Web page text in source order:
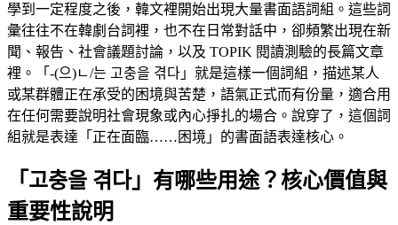
學到一定程度之後，韓文裡開始出現大量書面語詞組。這些詞
彙往往不在韓劇台詞裡，也不在日常對話中，卻頻繁出現在新
聞、報告、社會議題討論，以及 TOPIK 閱讀測驗的長篇文章
裡。「-(으)ㄴ/는 고충을 겪다」就是這樣一個詞組，描述某人
或某群體正在承受的困境與苦楚，語氣正式而有份量，適合用
在任何需要說明社會現象或內心掙扎的場合。說穿了，這個詞
組就是表達「正在面臨……困境」的書面語表達核心。
「고충을 겪다」有哪些用途？核心價值與
重要性說明